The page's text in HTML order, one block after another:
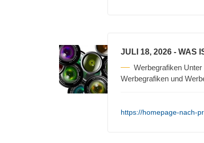
JULI 18, 2026 - WAS
Werbegrafiken
Werbegrafiken und
https://homepage-nach-